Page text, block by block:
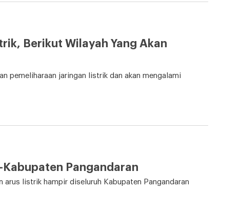
Berikut Wilayah Yang Akan
pemeliharaan jaringan listrik dan akan mengalami
Pangandaran
arus listrik hampir diseluruh Kabupaten Pangandaran